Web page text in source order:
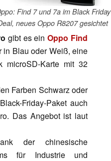
Find 7 und 7a im Black Friday
neues Oppo R8207 gesichtet
gibt es einOppo Find
in Blau oder Weiß, eine
microSD-Karte mit 32
Farben Schwarz oder
Friday-Paket auch
Das Angebot ist laut
der chinesische
für Industrie und